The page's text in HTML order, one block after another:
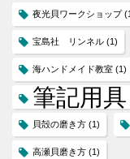
夜光貝ワークショップ
宝島社 リンネル (1)
海ハンドメイド教室 (1)
筆記用具
貝殻の磨き方 (1)
高瀬貝磨き方 (1)